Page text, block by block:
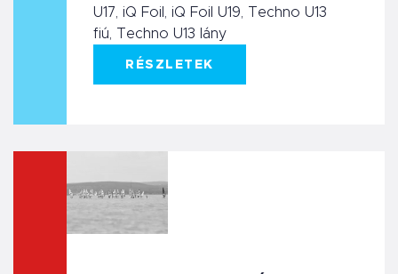
U17, iQ Foil, iQ Foil U19, Techno U13
fiú, Techno U13 lány
RÉSZLETEK